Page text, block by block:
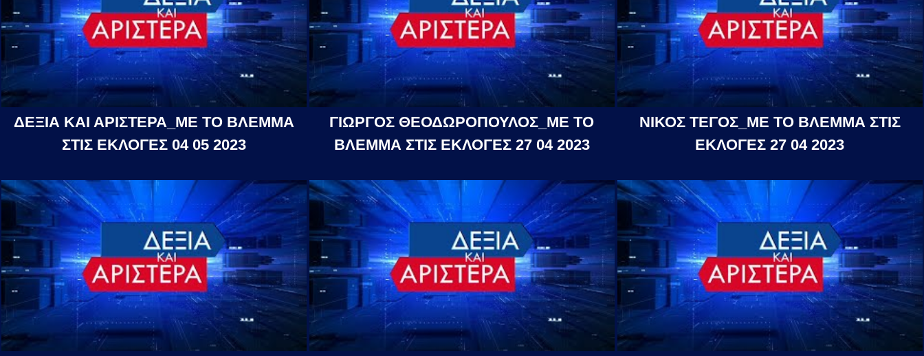
ΔΕΞΙΑ ΚΑΙ ΑΡΙΣΤΕΡΑ_ΜΕ ΤΟ ΒΛΕΜΜΑ
ΣΤΙΣ ΕΚΛΟΓΕΣ 04 05 2023
ΓΙΩΡΓΟΣ ΘΕΟΔΩΡΟΠΟΥΛΟΣ_ΜΕ ΤΟ
ΒΛΕΜΜΑ ΣΤΙΣ ΕΚΛΟΓΕΣ 27 04 2023
ΝΙΚΟΣ ΤΕΓΟΣ_ΜΕ ΤΟ ΒΛΕΜΜΑ ΣΤΙΣ
ΕΚΛΟΓΕΣ 27 04 2023